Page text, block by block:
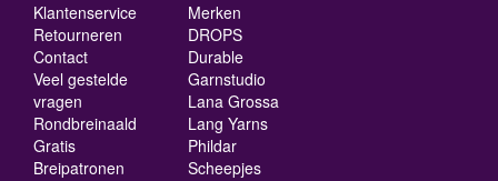
Klantenservice
Retourneren
Contact
Veel gestelde
vragen
Rondbreinaald
Gratis
Breipatronen
Merken
DROPS
Durable
Garnstudio
Lana Grossa
Lang Yarns
Phildar
Scheepjes